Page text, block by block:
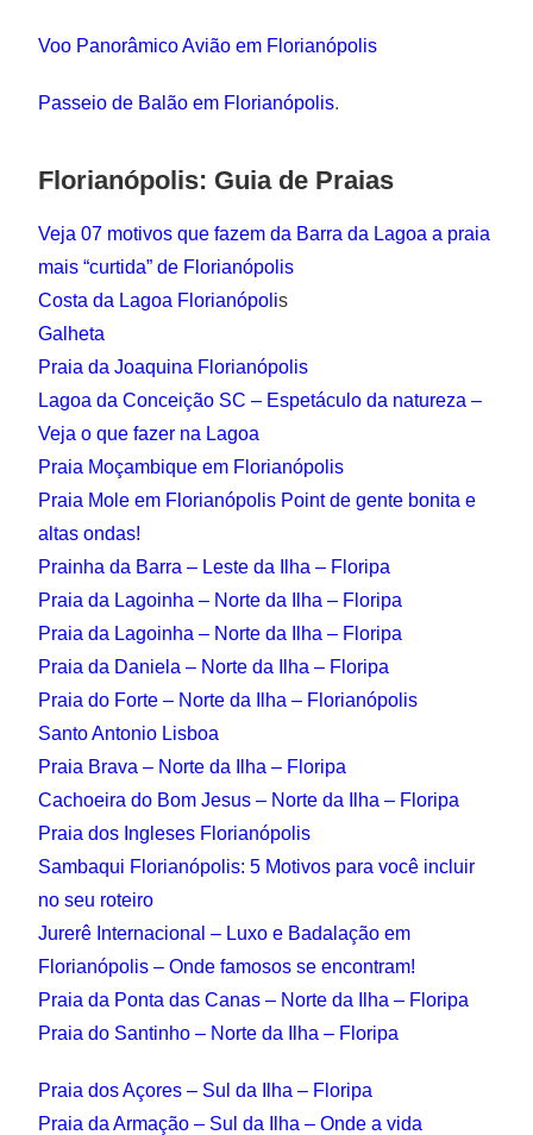
Voo Panorâmico Avião em Florianópolis
Passeio de Balão em Florianópolis.
Florianópolis: Guia de Praias
Veja 07 motivos que fazem da Barra da Lagoa a praia
mais “curtida” de Florianópolis
Costa da Lagoa Florianópolis
Galheta
Praia da Joaquina Florianópolis
Lagoa da Conceição SC – Espetáculo da natureza –
Veja o que fazer na Lagoa
Praia Moçambique em Florianópolis
Praia Mole em Florianópolis Point de gente bonita e
altas ondas!
Prainha da Barra – Leste da Ilha – Floripa
Praia da Lagoinha – Norte da Ilha – Floripa
Praia da Lagoinha – Norte da Ilha – Floripa
Praia da Daniela – Norte da Ilha – Floripa
Praia do Forte – Norte da Ilha – Florianópolis
Santo Antonio Lisboa
Praia Brava – Norte da Ilha – Floripa
Cachoeira do Bom Jesus – Norte da Ilha – Floripa
Praia dos Ingleses Florianópolis
Sambaqui Florianópolis: 5 Motivos para você incluir
no seu roteiro
Jurerê Internacional – Luxo e Badalação em
Florianópolis – Onde famosos se encontram!
Praia da Ponta das Canas – Norte da Ilha – Floripa
Praia do Santinho – Norte da Ilha – Floripa
Praia dos Açores – Sul da Ilha – Floripa
Praia da Armação – Sul da Ilha – Onde a vida